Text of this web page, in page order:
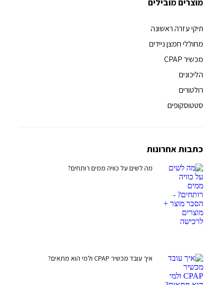
תיקי עזרה ראשונה
מחוללי חמצן ניידים
מכשיר CPAP
הליכונים
רולטורים
סטטוסקופים
כתבות אחרונות
מה לשים על כוויה ממים רותחים?
איך עובד מכשיר CPAP ולמי הוא מתאים?